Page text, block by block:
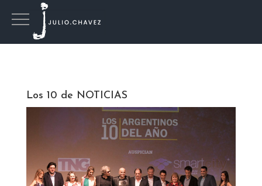
Los 10 de NOTICIAS